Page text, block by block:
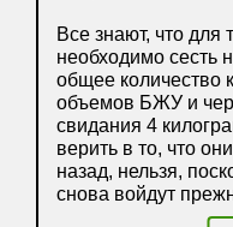
Все знают, что для
необходимо сесть
общее количество
объемов БЖУ и
свидания 4
верить в то, что
назад, нельзя,
снова войдут